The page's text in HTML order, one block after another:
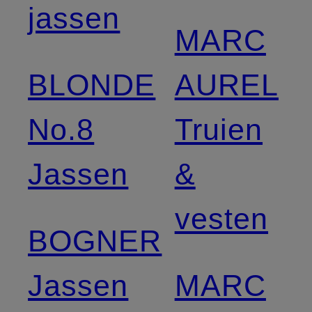
jassen
BLONDE
No.8
Jassen
BOGNER
Jassen
MARC
AUREL
Truien
&
vesten
MARC